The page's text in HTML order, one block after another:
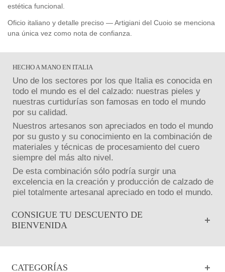
estética funcional.
Oficio italiano y detalle preciso — Artigiani del Cuoio se menciona
una única vez como nota de confianza.
HECHO A MANO EN ITALIA
Uno de los sectores por los que Italia es conocida en
todo el mundo es el del calzado: nuestras pieles y
nuestras curtidurías son famosas en todo el mundo
por su calidad.
Nuestros artesanos son apreciados en todo el mundo
por su gusto y su conocimiento en la combinación de
materiales y técnicas de procesamiento del cuero
siempre del más alto nivel.
De esta combinación sólo podría surgir una
excelencia en la creación y producción de calzado de
piel totalmente artesanal apreciado en todo el mundo.
CONSIGUE TU DESCUENTO DE
BIENVENIDA
CATEGORÍAS